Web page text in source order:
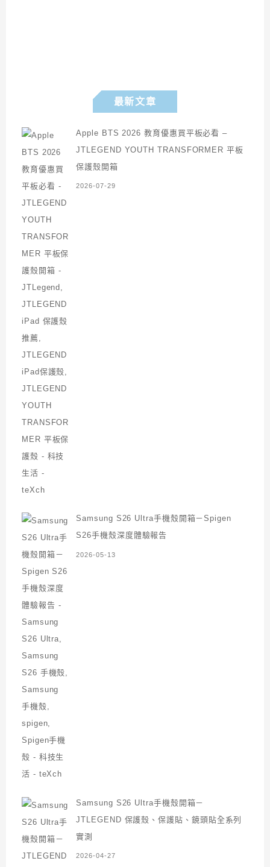
最新文章
Apple BTS 2026 教育優惠買平板必看 –
JTLEGEND YOUTH TRANSFORMER 平板
保護殼開箱
2026-07-29
Samsung S26 Ultra手機殼開箱－Spigen
S26手機殼深度體驗報告
2026-05-13
Samsung S26 Ultra手機殼開箱－
JTLEGEND 保護殼、保護貼、鏡頭貼全系列
實測
2026-04-27